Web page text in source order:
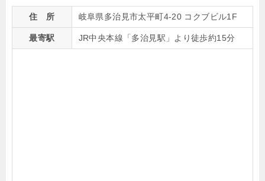
住 所 岐阜県多治見市太平町4-20 コクブビル1F
最寄駅 JR中央本線「多治見駅」より徒歩約15分